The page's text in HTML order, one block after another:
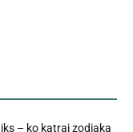
– ko katrai zodiaka